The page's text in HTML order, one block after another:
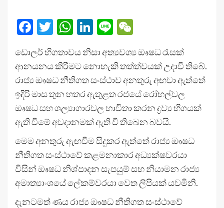
Facebook
Twitter
WhatsApp
LinkedIn
Line
ඩොලර් හිගතාවය නිසා අත්‍යවශ්‍ය ඖෂධ රැසක්
ආනයනය කිරීමට නොහැකි තත්ත්වයක් උදාවී තිබේ.
රාජ්‍ය ඖෂධ නීතිගත සංස්ථාව අනතුරු අඟවා ඇත්තේ
ඉදිරි මාස තුන හතර ඇතුළත රජයේ රෝහල්වල
ඖෂධ සහ ශල්‍යාගාරවල භාවිතා කරන ද්‍රව්‍ය හිගයක්
ඇති වීමේ අවදානමක් ඇති වී තිබෙන බවයි.
මෙම අනතුරු ඇඟවීම සිදුකර ඇත්තේ රාජ්‍ය ඖෂධ
නීතිගත සංස්ථාවේ කළමනාකාර අධ්‍යක්ෂවරයා
විසින් ඖෂධ නිශ්පාදන සැපයුම් සහ නියාමන රාජ්‍ය
අමාත්‍යාංශයේ ලේකම්වරයා වෙත ලිපියක් යවමිනි.
දැනටමත් ණය රාජ්‍ය ඖෂධ නීතිගත සංස්ථාවේ